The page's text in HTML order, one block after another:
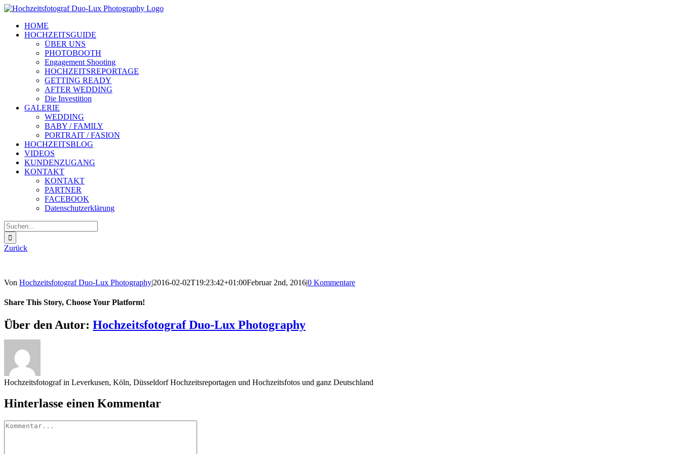
Zum
springenHOME
HOCHZEITSGUIDE
ÜBER UNS
PHOTOBOOTH
Engagement Shooting
HOCHZEITSREPORTAGE
GETTING READY
AFTER WEDDING
Die Investition
GALERIE
WEDDING
BABY / FAMILY
PORTRAIT / FASION
HOCHZEITSBLOG
VIDEOS
KUNDENZUGANG
KONTAKT
KONTAKT
PARTNER
FACEBOOK
Datenschutzerklärung
Suche
nach:
Zurück
Von Hochzeitsfotograf Duo-Lux Photography|2016-02-02T19:23:42+01:00Februar 2nd, 2016|0 Kommentare
Share This Story, Choose Your Platform!
Sharing_facebook
Sharing_twitter
Sharing_reddit
Über den Autor: Hochzeitsfotograf Duo-Lux Photography
Hochzeitsfotograf in Leverkusen, Köln, Düsseldorf Hochzeitsreportagen und Hochzeitsfotos und ganz Deutschland
Hinterlasse einen Kommentar
Kommentar